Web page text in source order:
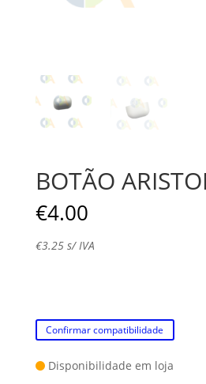
BOTÃO
€4.00
€3.25s/ IVA
Confirmar compatibilidade
Disponibilidade em loja